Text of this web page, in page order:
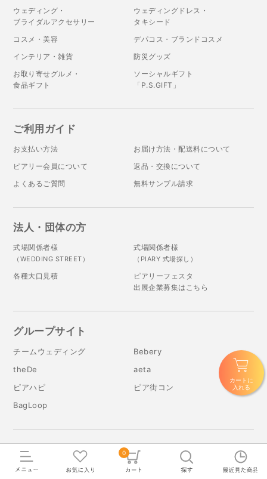
0
カートに
入れる
ウェディング・
ブライダルアクセサリー
ウェディングドレス・
タキシード
コスメ・美容
デパコス・ブランドコスメ
インテリア・雑貨
防災グッズ
お取り寄せグルメ・
食品ギフト
ソーシャルギフト
「P.S.GIFT」
ご利用ガイド
お支払い方法
お届け方法・配送料について
ピアリー会員について
返品・交換について
よくあるご質問
無料サンプル請求
法人・団体の方
式場関係者様
（WEDDING STREET）
式場関係者様
（PIARY 式場探し）
各種大口見積
ピアリーフェスタ
出展企業募集はこちら
グループサイト
チームウェディング
Bebery
theDe
aeta
ピアハピ
ピア街コン
BagLoop
ブライダルサロン
表参道店 名古屋栄店